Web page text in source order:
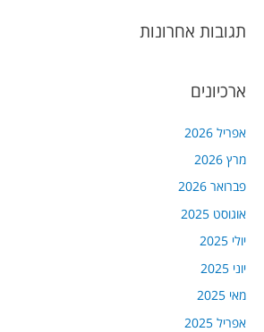
תגובות אחרונות
ארכיונים
אפריל 2026
מרץ 2026
פברואר 2026
אוגוסט 2025
יולי 2025
יוני 2025
מאי 2025
אפריל 2025